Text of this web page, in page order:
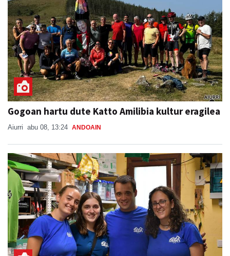
Gogoan hartu dute Katto Amilibia kultur eragilea
Aiurri abu 08, 13:24 ANDOAIN